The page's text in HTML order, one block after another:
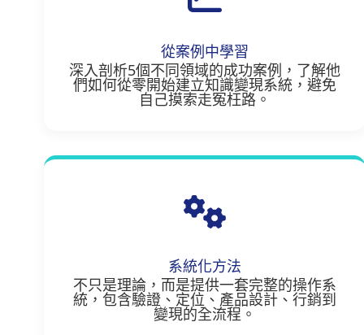
從案例中學習
深入剖析5個不同領域的成功案例，了解他
們如何從零開始建立知識變現系統，避免
自己摸索走冤枉路。
系統化方法
不只是理論，而是提供一套完整的操作系
統，包含驗證、定位、產品設計、行銷到
變現的全流程。